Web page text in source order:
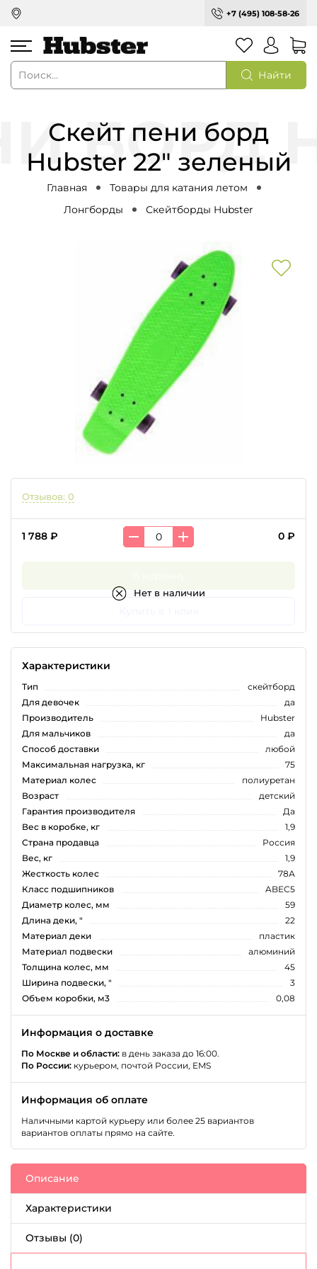
+7 (495) 108-58-26
Найти
Скейт пени борд
Hubster 22" зеленый
Главная
Товары для катания летом
Лонгборды
Скейтборды Hubster
Отзывов: 0
1 788 ₽ 0 ₽
Нет в наличии
Характеристики
Тип
скейтборд
Для девочек
да
Производитель
Hubster
Для мальчиков
да
Способ доставки
любой
Максимальная нагрузка, кг
75
Материал колес
полиуретан
Возраст
детский
Гарантия производителя
Да
Вес в коробке, кг
1,9
Страна продавца
Россия
Вес, кг
1,9
Жесткость колес
78А
Класс подшипников
ABEC5
Диаметр колес, мм
59
Длина деки, "
22
Материал деки
пластик
Материал подвески
алюминий
Толщина колес, мм
45
Ширина подвески, "
3
Объем коробки, м3
0,08
Информация о доставке
По Москве и области: в день заказа до 16:00.
По России: курьером, почтой России, EMS
Информация об оплате
Наличными картой курьеру или более 25 вариантов
вариантов оплаты прямо на сайте.
Описание
Характеристики
Отзывы (0)